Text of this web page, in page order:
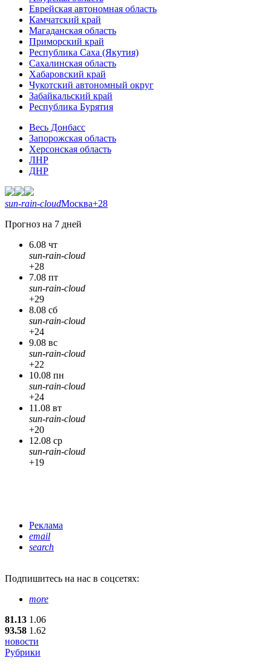
Еврейская автономная область
Камчатский край
Магаданская область
Приморский край
Республика Саха (Якутия)
Сахалинская область
Хабаровский край
Чукотский автономный округ
Забайкальский край
Республика Бурятия
Весь Донбасс
Запорожская область
Херсонская область
ЛНР
ДНР
sun-rain-cloudМосква+28
Прогноз на 7 дней
6.08 чт
sun-rain-cloud
+28
7.08 пт
sun-rain-cloud
+29
8.08 сб
sun-rain-cloud
+24
9.08 вс
sun-rain-cloud
+22
10.08 пн
sun-rain-cloud
+24
11.08 вт
sun-rain-cloud
+20
12.08 ср
sun-rain-cloud
+19
Реклама
email
search
Подпишитесь на нас в соцсетях:
more
81.13 1.06
93.58 1.62
новости
Рубрики